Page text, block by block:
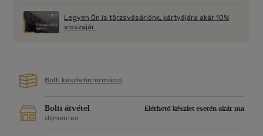
Legyen Ön is törzsvásárlónk, kártyájára akár 10%
visszajár.
Bolti készletinformáció
Bolti átvétel
Elérhető készlet esetén akár ma
díjmentes